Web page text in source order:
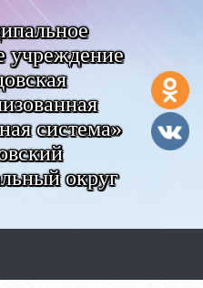
учреждение
система»
округ